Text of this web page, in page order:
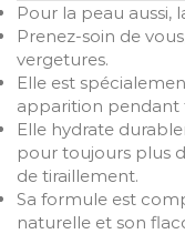
Pour la peau aussi,
Prenez-soin de
vergetures.
Elle est
apparition pendant
Elle hydrate
pour toujours plus
de tiraillement.
Sa formule est
naturelle et son